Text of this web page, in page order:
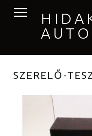
SZERELŐ-